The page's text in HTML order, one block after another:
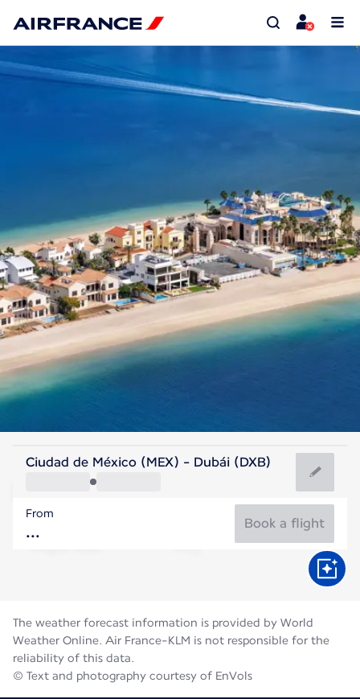
United Arab Emirates
United Arab Emirates
Flight time
Ciudad de México (MEX) - Dubái (DXB)
From
Book a flight
The weather forecast information is provided by World
Weather Online. Air France-KLM is not responsible for the
reliability of this data.
© Text and photography courtesy of EnVols